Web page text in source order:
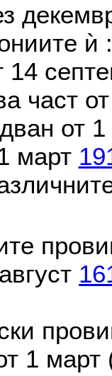
14
част
от
март
1 март